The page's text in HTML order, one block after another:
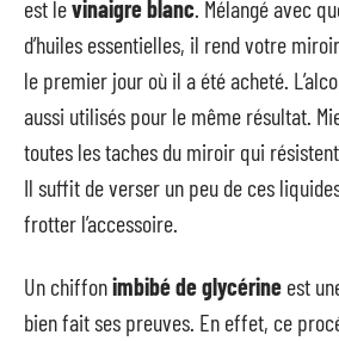
est levinaigre blanc. Mélangé avec
d’huiles essentielles, il rend votre
le premier jour où il a été acheté.
aussi utilisés pour le même résultat.
toutes les taches du miroir qui
Il suffit de verser un peu de ces
frotter l’accessoire.
Un chiffonimbibé de glycérine est
bien fait ses preuves. En effet, ce